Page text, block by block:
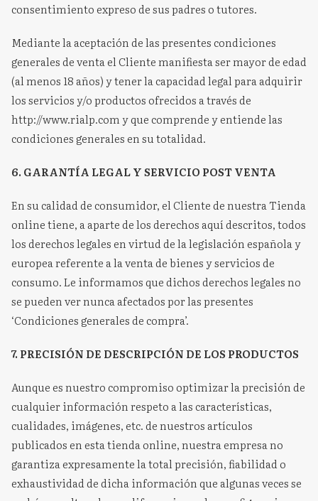
consentimiento expreso de sus padres o tutores.
Mediante la aceptación de las presentes condiciones
generales de venta el Cliente manifiesta ser mayor de edad
(al menos 18 años) y tener la capacidad legal para adquirir
los servicios y/o productos ofrecidos a través de
http://www.rialp.com y que comprende y entiende las
condiciones generales en su totalidad.
6. GARANTÍA LEGAL Y SERVICIO POST VENTA
En su calidad de consumidor, el Cliente de nuestra Tienda
online tiene, a aparte de los derechos aquí descritos, todos
los derechos legales en virtud de la legislación española y
europea referente a la venta de bienes y servicios de
consumo. Le informamos que dichos derechos legales no
se pueden ver nunca afectados por las presentes
‘Condiciones generales de compra’.
7. PRECISIÓN DE DESCRIPCIÓN DE LOS PRODUCTOS
Aunque es nuestro compromiso optimizar la precisión de
cualquier información respeto a las características,
cualidades, imágenes, etc. de nuestros artículos
publicados en esta tienda online, nuestra empresa no
garantiza expresamente la total precisión, fiabilidad o
exhaustividad de dicha información que algunas veces se